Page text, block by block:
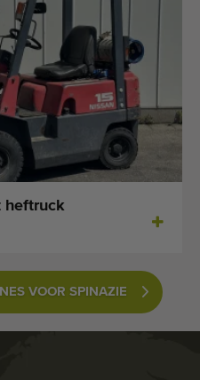
heftruck
VOOR SPINAZIE